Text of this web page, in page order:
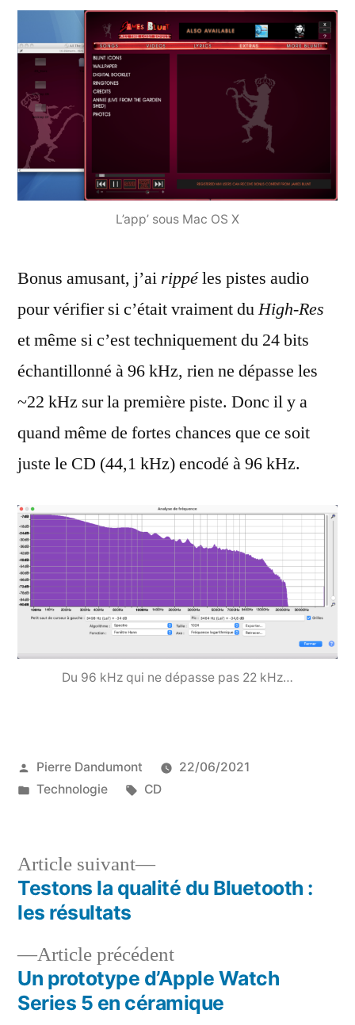
L’app’ sous Mac OS X
Bonus amusant, j’ai rippéles pistes audio
pour vérifier si c’était vraiment duHigh-Res
et même si c’est techniquement du 24 bits
échantillonné à 96 kHz, rien ne dépasse les
~22 kHz sur la première piste. Donc il y a
quand même de fortes chances que ce soit
juste le CD (44,1 kHz) encodé à 96 kHz.
Du 96 kHz qui ne dépasse pas 22 kHz…
Publié
par
Pierre Dandumont
22/06/2021
Publié
Technologie Étiquettes :
CD
Navigation
l’article
Article précédentArticle
précédent :
Un prototype d’Apple Watch
Series 5 en céramique
Article suivant
Article
suivant :
Testons la qualité du Bluetooth :
les résultats